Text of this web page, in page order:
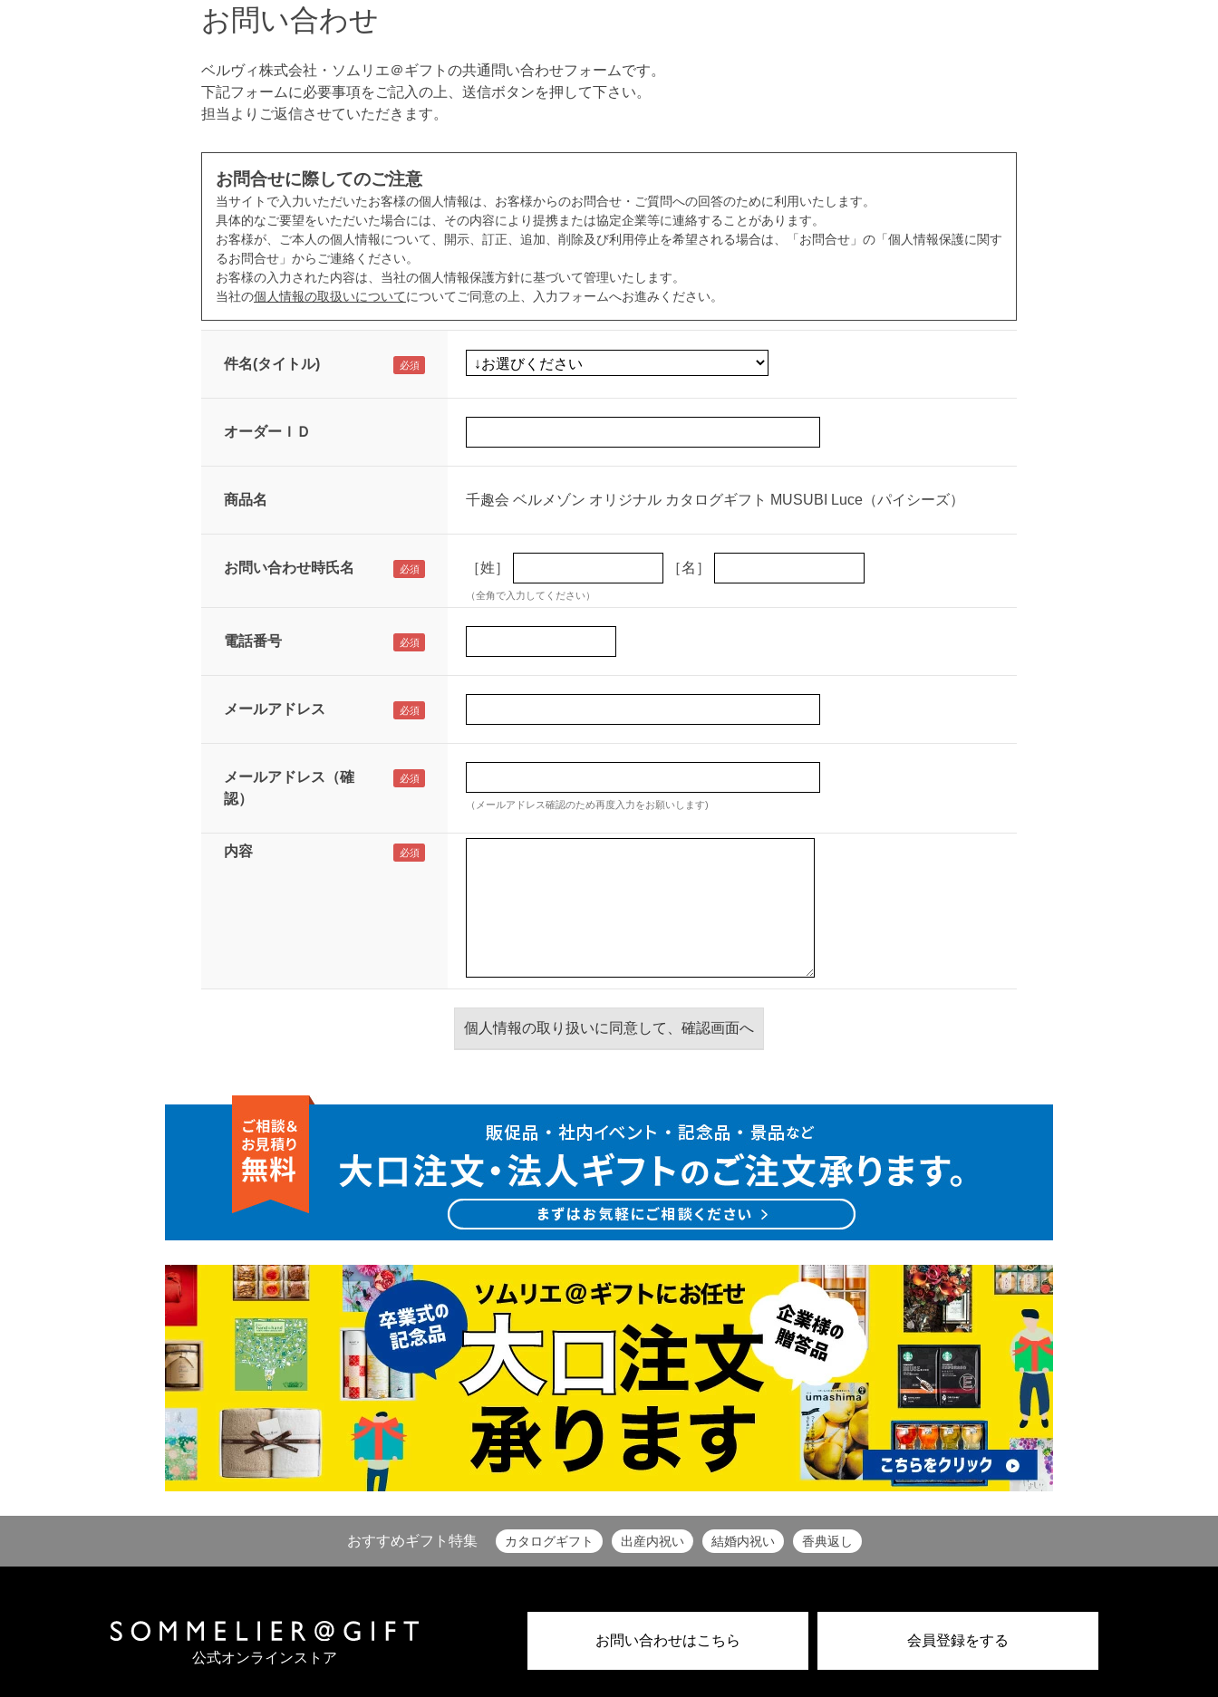
お問い合わせ
ベルヴィ株式会社・ソムリエ＠ギフトの共通問い合わせフォームです。
下記フォームに必要事項をご記入の上、送信ボタンを押して下さい。
担当よりご返信させていただきます。
お問合せに際してのご注意
当サイトで入力いただいたお客様の個人情報は、お客様からのお問合せ・ご質問への回答のために利用いたします。
具体的なご要望をいただいた場合には、その内容により提携または協定企業等に連絡することがあります。
お客様が、ご本人の個人情報について、開示、訂正、追加、削除及び利用停止を希望される場合は、「お問合せ」の「個人情報保護に関す
るお問合せ」からご連絡ください。
お客様の入力された内容は、当社の個人情報保護方針に基づいて管理いたします。
当社の個人情報の取扱いについてについてご同意の上、入力フォームへお進みください。
件名(タイトル)
オーダーＩＤ
商品名 千趣会 ベルメゾン オリジナル カタログギフト MUSUBI Luce（パイシーズ）
お問い合わせ時氏名 ［姓］ ［名］
（全角で入力してください）
電話番号
メールアドレス
メールアドレス（確
認）
（メールアドレス確認のため再度入力をお願いします)
内容
おすすめギフト特集 カタログギフト 出産内祝い 結婚内祝い 香典返し
公式オンラインストア
お問い合わせはこちら 会員登録をする